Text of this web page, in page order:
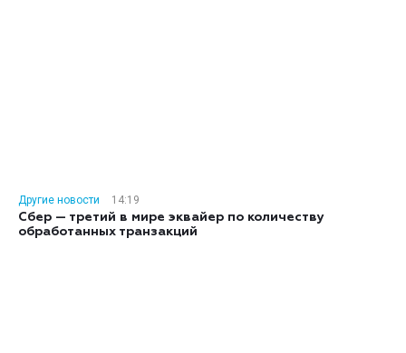
Другие новости
14:19
Сбер — третий в мире эквайер по количеству
обработанных транзакций